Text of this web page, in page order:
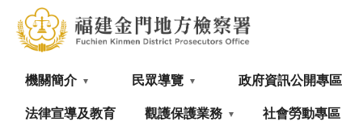
機關簡介 民眾導覽 政府資訊公開專區
法律宣導及教育 觀護保護業務 社會勞動專區